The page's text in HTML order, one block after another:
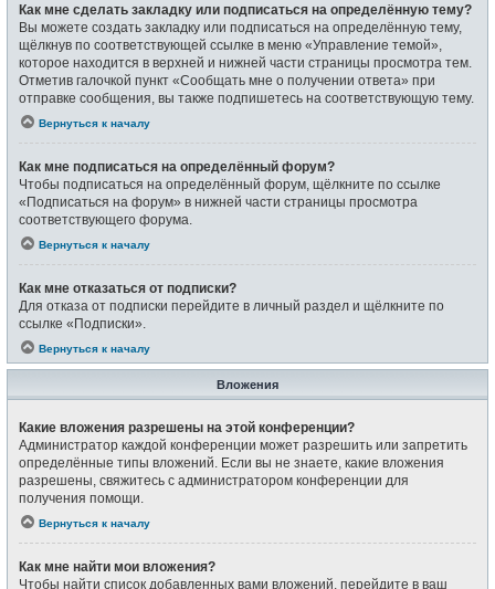
Как мне сделать закладку или подписаться на определённую тему?
Вы можете создать закладку или подписаться на определённую тему,
щёлкнув по соответствующей ссылке в меню «Управление темой»,
которое находится в верхней и нижней части страницы просмотра тем.
Отметив галочкой пункт «Сообщать мне о получении ответа» при
отправке сообщения, вы также подпишетесь на соответствующую тему.
Вернуться к началу
Как мне подписаться на определённый форум?
Чтобы подписаться на определённый форум, щёлкните по ссылке
«Подписаться на форум» в нижней части страницы просмотра
соответствующего форума.
Вернуться к началу
Как мне отказаться от подписки?
Для отказа от подписки перейдите в личный раздел и щёлкните по
ссылке «Подписки».
Вернуться к началу
Вложения
Какие вложения разрешены на этой конференции?
Администратор каждой конференции может разрешить или запретить
определённые типы вложений. Если вы не знаете, какие вложения
разрешены, свяжитесь с администратором конференции для
получения помощи.
Вернуться к началу
Как мне найти мои вложения?
Чтобы найти список добавленных вами вложений, перейдите в ваш